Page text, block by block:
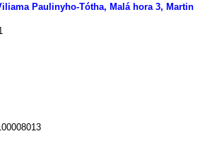
Paulinyho-Tótha, Malá hora 3, Martin